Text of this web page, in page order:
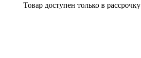
Товар доступен только в рассрочку